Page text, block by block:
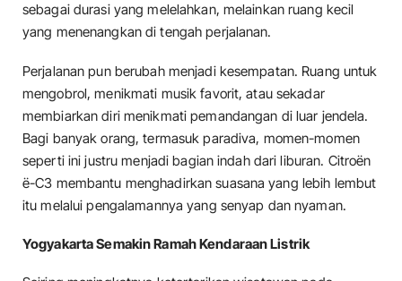
sebagai durasi yang melelahkan, melainkan ruang kecil
yang menenangkan di tengah perjalanan.
Perjalanan pun berubah menjadi kesempatan. Ruang untuk
mengobrol, menikmati musik favorit, atau sekadar
membiarkan diri menikmati pemandangan di luar jendela.
Bagi banyak orang, termasuk paradiva, momen-momen
seperti ini justru menjadi bagian indah dari liburan. Citroën
ë-C3 membantu menghadirkan suasana yang lebih lembut
itu melalui pengalamannya yang senyap dan nyaman.
Yogyakarta Semakin Ramah Kendaraan Listrik